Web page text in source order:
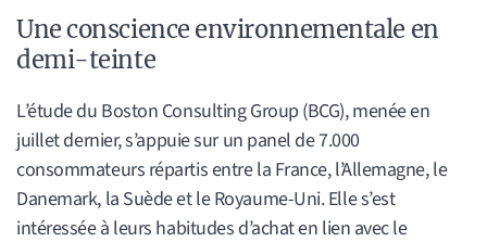
Une conscience environnementale en
demi-teinte
L’étude du Boston Consulting Group (BCG), menée en
juillet dernier, s’appuie sur un panel de 7.000
consommateurs répartis entre la France, l’Allemagne, le
Danemark, la Suède et le Royaume-Uni. Elle s’est
intéressée à leurs habitudes d’achat en lien avec le